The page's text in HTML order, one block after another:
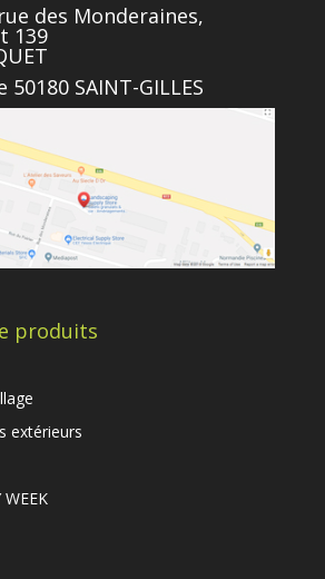
des Monderaines,
139
SAINT-GILLES
produits
extérieurs